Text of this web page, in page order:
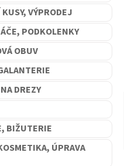
VÝPRODEJ
PODKOLENKY
OBUV
DREZY
BIŽUTERIE
ÚPRAVA